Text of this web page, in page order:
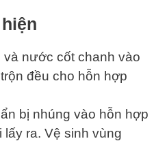
và nước cốt chanh vào
đều cho hỗn hợp
bị nhúng vào hỗn hợp
lấy ra. Vệ sinh vùng